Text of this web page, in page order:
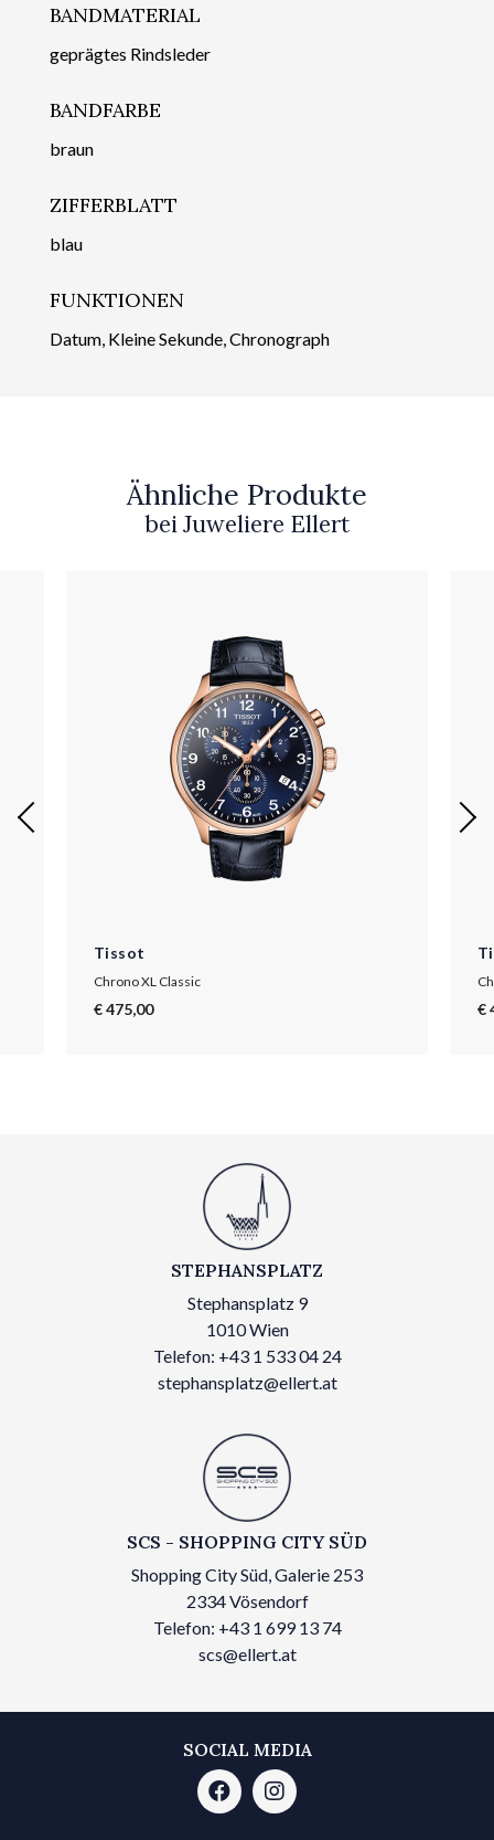
BANDMATERIAL
geprägtes Rindsleder
BANDFARBE
braun
ZIFFERBLATT
blau
FUNKTIONEN
Datum, Kleine Sekunde, Chronograph
Ähnliche Produkte
bei Juweliere Ellert
Tissot
Chrono XL Classic
€ 475,00 €
STEPHANSPLATZ
Stephansplatz 9
1010 Wien
Telefon: +43 1 533 04 24
stephansplatz@ellert.at
SCS - SHOPPING CITY SÜD
Shopping City Süd, Galerie 253
2334 Vösendorf
Telefon: +43 1 699 13 74
scs@ellert.at
SOCIAL MEDIA